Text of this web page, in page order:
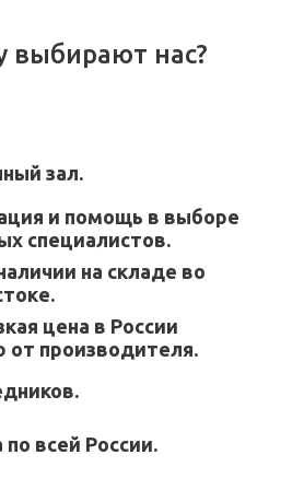
выбирают нас?
зал.
и помощь в выборе
специалистов.
на складе во
цена в России
от производителя.
всей России.